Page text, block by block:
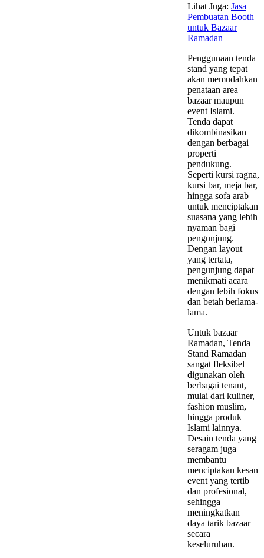
Lihat Juga: Jasa
Pembuatan Booth
untuk Bazaar
Ramadan
Penggunaan tenda
stand yang tepat
akan memudahkan
penataan area
bazaar maupun
event Islami.
Tenda dapat
dikombinasikan
dengan berbagai
properti
pendukung.
Seperti kursi ragna,
kursi bar, meja bar,
hingga sofa arab
untuk menciptakan
suasana yang lebih
nyaman bagi
pengunjung.
Dengan layout
yang tertata,
pengunjung dapat
menikmati acara
dengan lebih fokus
dan betah berlama-
lama.
Untuk bazaar
Ramadan, Tenda
Stand Ramadan
sangat fleksibel
digunakan oleh
berbagai tenant,
mulai dari kuliner,
fashion muslim,
hingga produk
Islami lainnya.
Desain tenda yang
seragam juga
membantu
menciptakan kesan
event yang tertib
dan profesional,
sehingga
meningkatkan
daya tarik bazaar
secara
keseluruhan.